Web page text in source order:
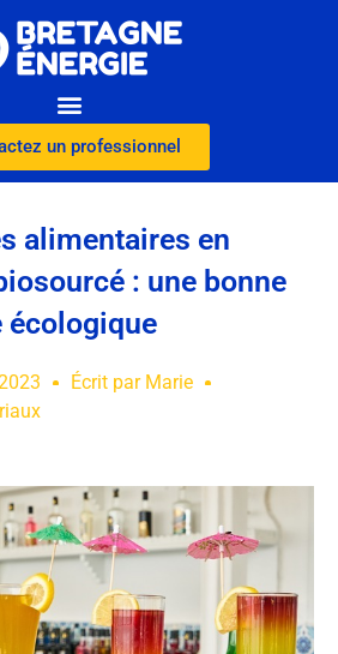
un professionnel
alimentaires en
: une bonne
écologique
Écrit parMarie